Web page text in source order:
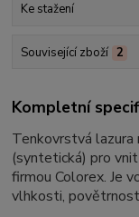
Ke stažení
Související zboží 2
Kompletní
Tenkovrstvá lazura
(syntetická) pro
firmou Colorex. Je
vlhkosti,